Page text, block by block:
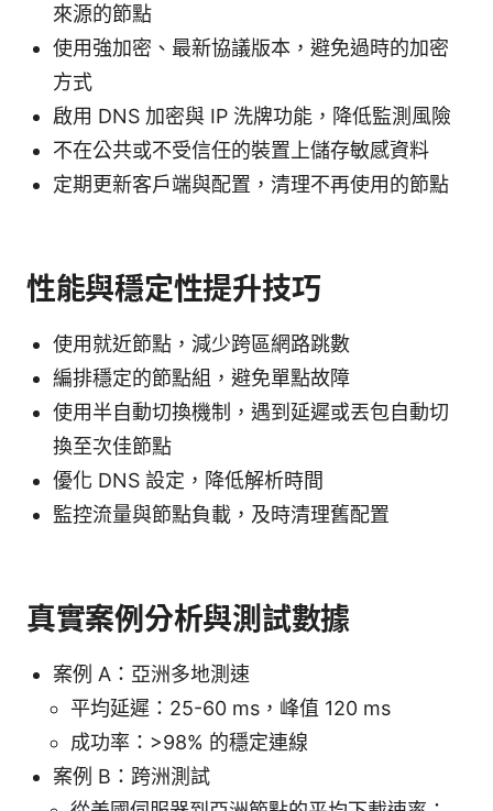
來源的節點
使用強加密、最新協議版本，避免過時的加密
方式
啟用 DNS 加密與 IP 洗牌功能，降低監測風險
不在公共或不受信任的裝置上儲存敏感資料
定期更新客戶端與配置，清理不再使用的節點
性能與穩定性提升技巧
使用就近節點，減少跨區網路跳數
編排穩定的節點組，避免單點故障
使用半自動切換機制，遇到延遲或丟包自動切
換至次佳節點
優化 DNS 設定，降低解析時間
監控流量與節點負載，及時清理舊配置
真實案例分析與測試數據
案例 A：亞洲多地測速
平均延遲：25-60 ms，峰值 120 ms
成功率：>98% 的穩定連線
案例 B：跨洲測試